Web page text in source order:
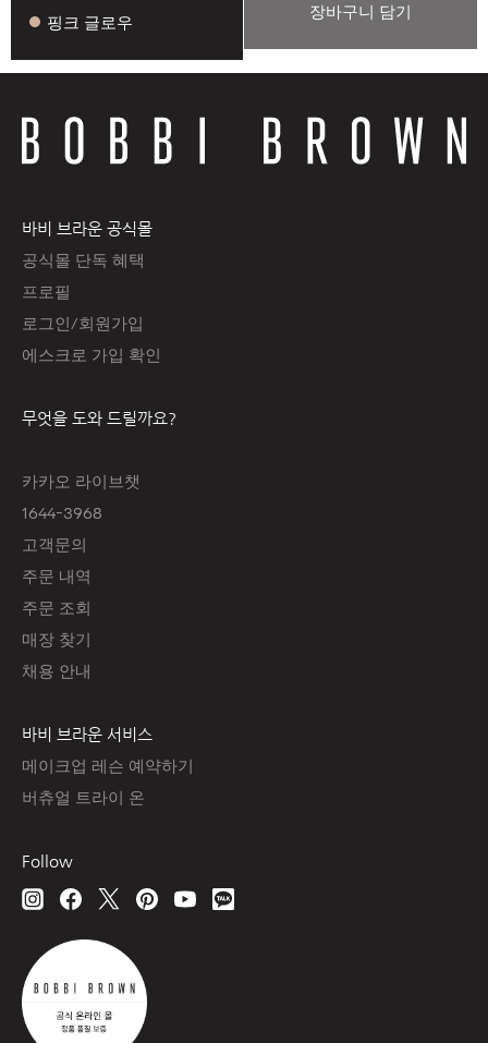
핑크 글로우
장바구니 담기
바비 브라운 공식몰
공식몰 단독 혜택
프로필
로그인/회원가입
에스크로 가입 확인
무엇을 도와 드릴까요?
카카오 라이브챗
1644-3968
고객문의
주문 내역
주문 조회
매장 찾기
채용 안내
바비 브라운 서비스
메이크업 레슨 예약하기
버츄얼 트라이 온
Follow